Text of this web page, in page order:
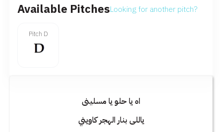
Available PitchesLooking for another pitch?
Pitch D
اه يا حلو يا مسلينى
ياللى بنار الهجر كاويني